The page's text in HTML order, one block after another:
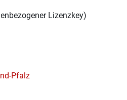
Lizenzkey)
Pfalz